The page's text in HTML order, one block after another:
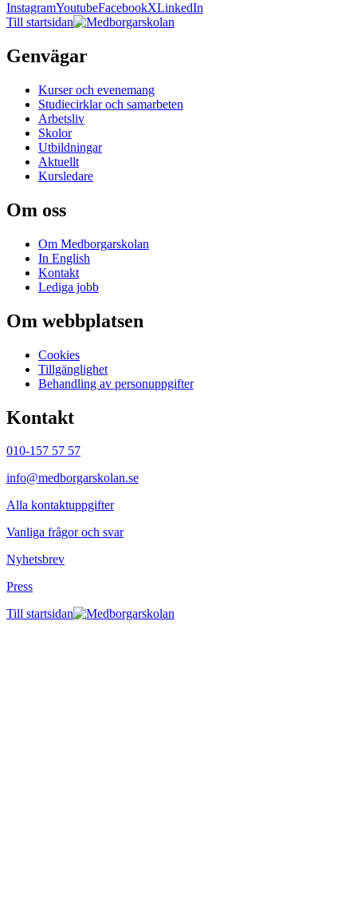
InstagramYoutubeFacebookXLinkedIn
Till startsidan
Genvägar
Kurser och evenemang
Studiecirklar och samarbeten
Arbetsliv
Skolor
Utbildningar
Aktuellt
Kursledare
Om oss
Om Medborgarskolan
In English
Kontakt
Lediga jobb
Om webbplatsen
Cookies
Tillgänglighet
Behandling av personuppgifter
Kontakt
010-157 57 57
info@medborgarskolan.se
Alla kontaktuppgifter
Vanliga frågor och svar
Nyhetsbrev
Press
Till startsidan